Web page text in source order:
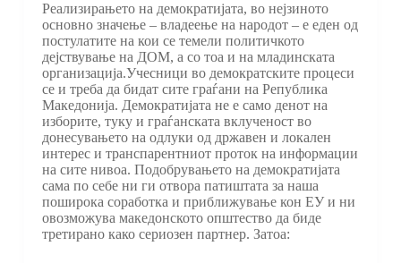
Реализирањето на демократијата, во нејзиното
основно значење – владеење на народот – е еден од
постулатите на кои се темели политичкото
дејствување на ДОМ, а со тоа и на младинската
организација.Учесници во демократските процеси
се и треба да бидат сите граѓани на Република
Македонија. Демократијата не е само денот на
изборите, туку и граѓанската вклученост во
донесувањето на одлуки од државен и локален
интерес и транспарентниот проток на информации
на сите нивоа. Подобрувањето на демократијата
сама по себе ни ги отвора патиштата за наша
поширока соработка и приближување кон ЕУ и ни
овозможува македонското општество да биде
третирано како сериозен партнер. Затоа: